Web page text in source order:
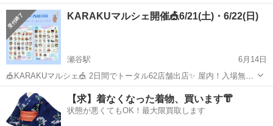
のご共催 花とこどもマルシェ 1階の体育室にて開催いたします 屋内で
入場無料✨ イートインコーナーあり どなたでもご来場いただけます♡
マルシェは3...
神奈川 横浜市 マルシェ
KARAKUマルシェ開催🎪6/21(土)・6/22(日)
瀬谷駅
6月14日
🎪KARAKUマルシェ🎪 2日間でトータル62店舗出店✨ 屋内！入場無
料！瀬谷駅からすぐ！ 2025年6月21日(土)・22日(日) 10:30-15:30 瀬谷
区民文化センターあじさいプラザ 3階 @ajisaipl...
神奈川 瀬谷駅 その他 工房
【求】着なくなった着物、買います👘
状態が悪くてもOK！最大限買取します